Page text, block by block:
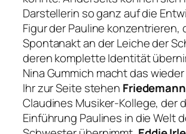
Darstellerin so ganz auf die
Figur der Pauline konzentrieren,
Spontanakt an der Leiche der
deren komplette Identität
Nina Gummich macht das
Ihr zur Seite stehen
Claudines Musiker-Kollege, der
Einführung Paulines in die Welt